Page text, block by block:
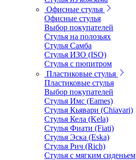
Офисные стулья
Офисные стулья
Выбор покупателей
Стулья на полозьях
Стулья Самба
Стулья ИЗО (ISO)
Стулья с пюпитром
Пластиковые стулья
Пластиковые стулья
Выбор покупателей
Стулья Имс (Eames)
Стулья Кьявари (Chiavari)
Стулья Кела (Kela)
Стулья Фиати (Fiati)
Стулья Эска (Eska)
Стулья Рич (Rich)
Стулья с мягким сиденьем